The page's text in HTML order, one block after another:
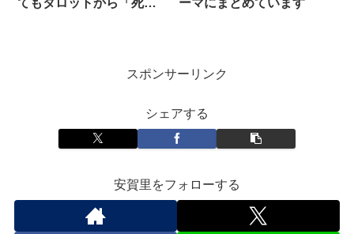
てもタロットから「死」
ーマにまとめています
スポンサーリンク
シェアする
安賀里をフォローする